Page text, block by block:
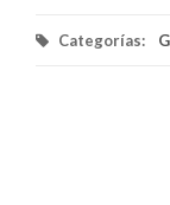
Categorías: